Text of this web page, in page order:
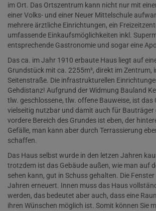
im Ort. Das Ortszentrum kann nicht nur mit
einer Volks- und einer Neuer Mittelschule
mehrere ärztliche Einrichtungen, ein
umfassende Einkaufsmöglichkeiten inkl.
entsprechende Gastronomie und sogar eine
Das ca. im Jahr 1910 erbaute Haus liegt auf
Grundstück mit ca. 2255m², direkt im Zentrum,
Seitenstraße. Die infrastrukturellen
Gehdistanz! Aufgrund der Widmung Bauland
tlw. geschlossene, tlw. offene Bauweise, ist das
vielseitig nutzbar und damit auch für Bauträger
vordere Bereich des Grundes ist eben, der
Gefälle, man kann aber durch Terrassierung
schaffen.
Das Haus selbst wurde in den letzen Jahren
trotzdem ist das Gebäude außen, wie man auf
sehen kann, gut in Schuss gehalten. Die
Jahren erneuert. Innen muss das Haus
werden, das bedeutet aber auch, dass eine
ihren Wünschen möglich ist. Somit können Sie